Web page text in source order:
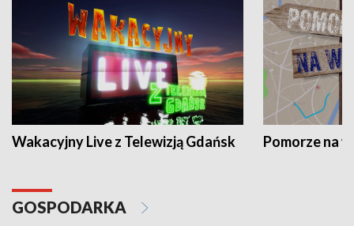
Wakacyjny Live z Telewizją Gdańsk Pomorze na
GOSPODARKA